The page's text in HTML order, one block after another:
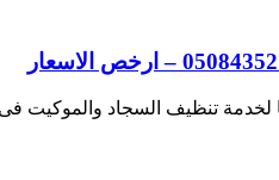
تنظيف السجاد والموكيت